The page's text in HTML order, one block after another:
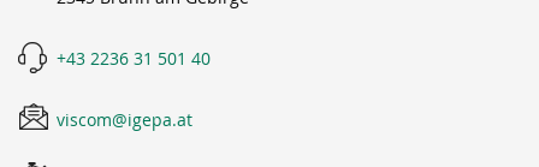
+43 2236 31 501 40
viscom@igepa.at